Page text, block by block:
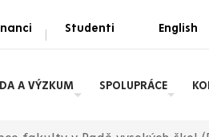
| Studenti English
A VÝZKUM SPOLUPRÁCE